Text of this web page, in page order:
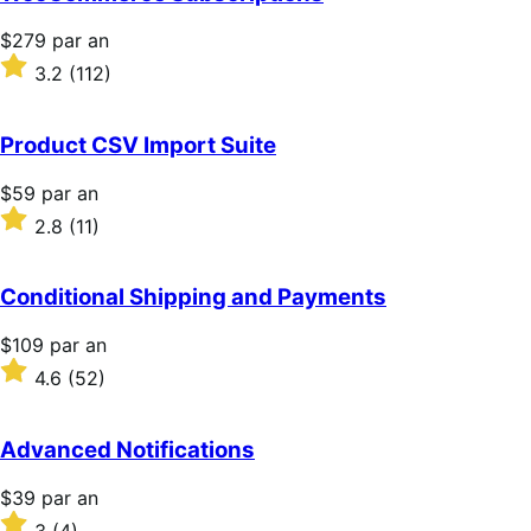
Prix
$279
$279 par an
Noté
5 étoiles
3.2 (112)
Product CSV Import Suite
Prix
$59
par
$59 par an
Noté
2.8
5 étoiles
2.8 (11)
Conditional Shipping and Payments
Prix
$109
$109 par an
Noté
5 étoiles
4.6 (52)
Advanced Notifications
Prix
$39
$39 par an
Noté